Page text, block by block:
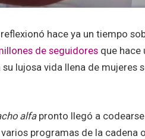
reflexionó hace ya un tiempo
de seguidores que hace
lujosa vida llena de mujeres
alfapronto llegó a
programas de la cadena